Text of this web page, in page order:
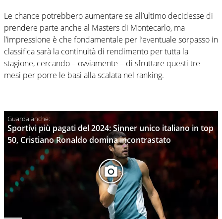
Le chance potrebbero aumentare se all’ultimo decidesse di
prendere parte anche al Masters di Montecarlo, ma
l’impressione è che fondamentale per l’eventuale sorpasso in
classifica sarà la continuità di rendimento per tutta la
stagione, cercando – ovviamente – di sfruttare questi tre
mesi per porre le basi alla scalata nel ranking.
Sportivi più pagati del 2024: Sinner unico italiano in top
50, Cristiano Ronaldo domina incontrastato